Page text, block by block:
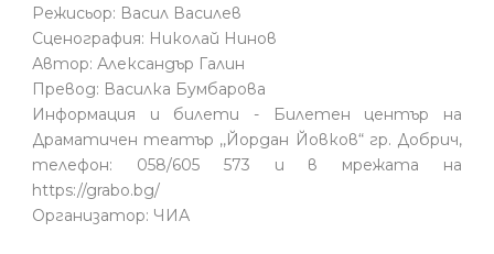
Режисьор: Васил Василев
Сценография: Николай Нинов
Автор: Александър Галин
Превод: Василка Бумбарова
Информация и билети - Билетен център на
Драматичен театър ,,Йордан Йовков“ гр. Добрич,
телефон: 058/605 573 и в мрежата на
https://grabo.bg/
Организатор: ЧИА